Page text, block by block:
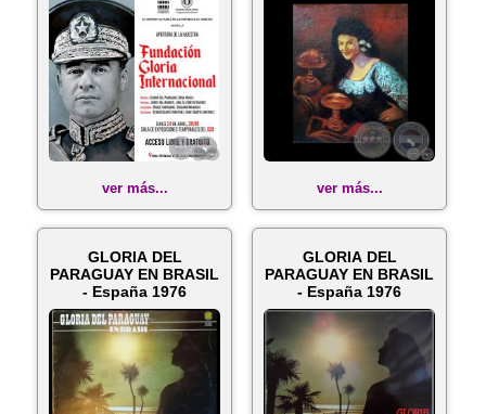
ver más... ver más...
GLORIA DEL
PARAGUAY EN BRASIL
- España 1976
GLORIA DEL
PARAGUAY EN BRASIL
- España 1976